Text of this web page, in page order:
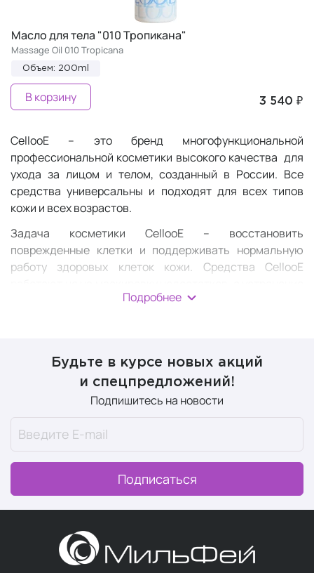
Масло для тела "010 Тропикана"
Massage Oil 010 Tropicana
Объем: 200ml
3 540 ₽
В корзину
CellooE – это бренд многофункциональной
профессиональной косметики высокого качества для
ухода за лицом и телом, созданный в России. Все
средства универсальны и подходят для всех типов
кожи и всех возрастов.
Задача косметики CellooE – восстановить
поврежденные клетки и поддерживать нормальную
работу здоровых клеток кожи. Средства CellooE
проблем, и дают видимый эффект от применения.
CellooE
Высокое качество и безопасность продукции.
Видимый эффект с первого применения и
уникальный яркий эффект после курса
применения.
Богатые составы натуральных эффективных
Универсальная многофункциональная система
ухода, в которой средства не делятся по типу
кожи и другим критериям, а подходят всем и
Подробнее
Будьте в курсе новых акций
и спецпредложений!
Подпишитесь на новости
Подписаться